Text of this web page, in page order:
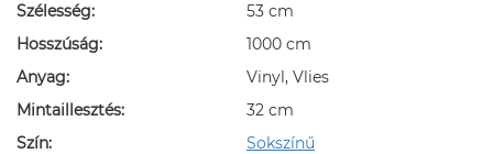
Szélesség:
53 cm
Hosszúság:
1000 cm
Anyag:
Vinyl, Vlies
Mintaillesztés:
32 cm
Szín:
Sokszínű